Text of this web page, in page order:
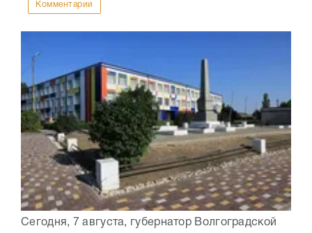
Комментарии
Сегодня, 7 августа, губернатор Волгоградской